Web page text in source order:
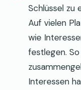
Schlüssel zu
Auf vielen
wie
festlegen.
Interessen